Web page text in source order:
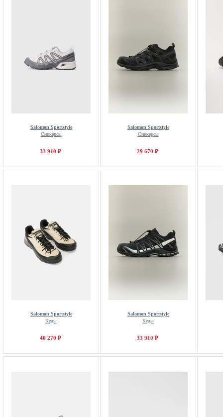
Salomon Sportstyle
Сникерсы
33 910 ₽
Salomon Sportstyle
Сникерсы
29 670 ₽
Salomon Sportstyle
Кеды
40 270 ₽
Salomon Sportstyle
Кеды
33 910 ₽